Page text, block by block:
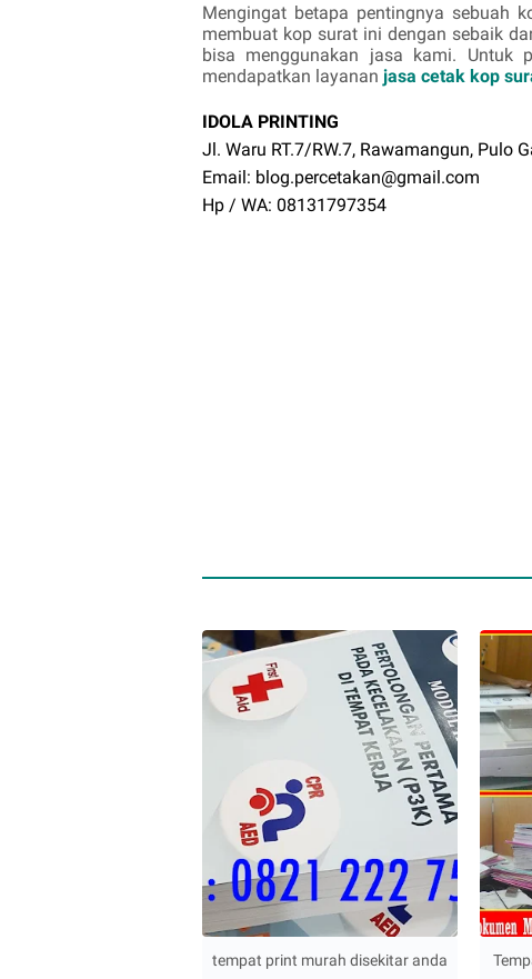
Mengingat betapa pentingnya sebuah
membuat kop surat ini dengan sebaik
bisa menggunakan jasa kami. Untuk
mendapatkan layanan jasa cetak kop
IDOLA PRINTING
Jl. Waru RT.7/RW.7, Rawamangun, Pulo
Email: blog.percetakan@gmail.com
Hp / WA: 08131797354
tempat print murah disekitar anda